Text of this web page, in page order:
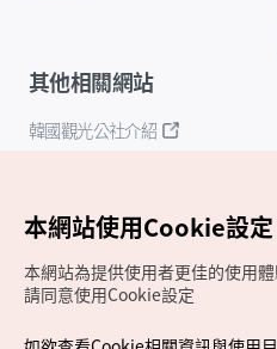
其他相關網站
韓國觀光公社介紹
本網站使用Cookie設定
本網站為提供使用者更佳的使用
請同意使用Cookie設定